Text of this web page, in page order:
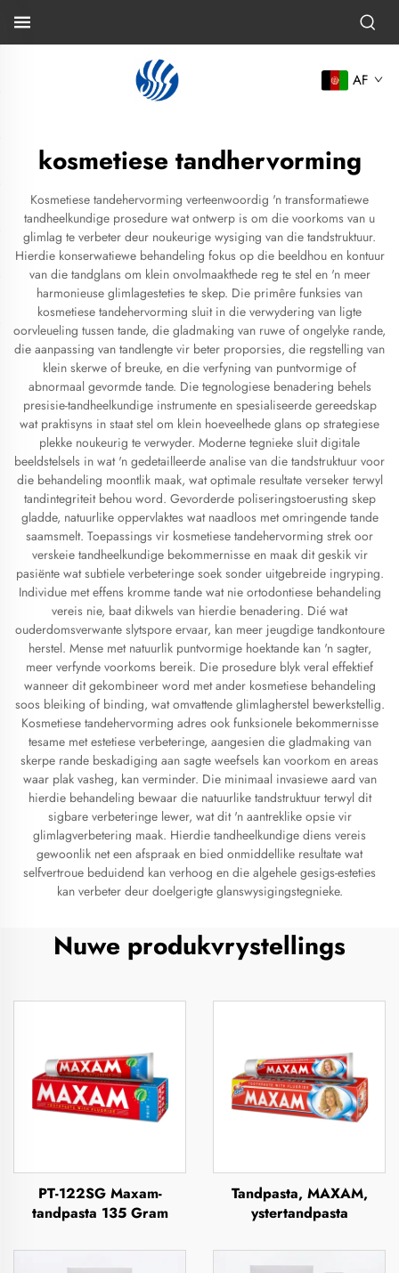
AF
kosmetiese tandhervorming
Kosmetiese tandehervorming verteenwoordig 'n transformatiewe
tandheelkundige prosedure wat ontwerp is om die voorkoms van u
glimlag te verbeter deur noukeurige wysiging van die tandstruktuur.
Hierdie konserwatiewe behandeling fokus op die beeldhou en kontuur
van die tandglans om klein onvolmaakthede reg te stel en 'n meer
harmonieuse glimlagesteties te skep. Die primêre funksies van
kosmetiese tandehervorming sluit in die verwydering van ligte
oorvleueling tussen tande, die gladmaking van ruwe of ongelyke rande,
die aanpassing van tandlengte vir beter proporsies, die regstelling van
klein skerwe of breuke, en die verfyning van puntvormige of
abnormaal gevormde tande. Die tegnologiese benadering behels
presisie-tandheelkundige instrumente en spesialiseerde gereedskap
wat praktisyns in staat stel om klein hoeveelhede glans op strategiese
plekke noukeurig te verwyder. Moderne tegnieke sluit digitale
beeldstelsels in wat 'n gedetailleerde analise van die tandstruktuur voor
die behandeling moontlik maak, wat optimale resultate verseker terwyl
tandintegriteit behou word. Gevorderde poliseringstoerusting skep
gladde, natuurlike oppervlaktes wat naadloos met omringende tande
saamsmelt. Toepassings vir kosmetiese tandehervorming strek oor
verskeie tandheelkundige bekommernisse en maak dit geskik vir
pasiënte wat subtiele verbeteringe soek sonder uitgebreide ingryping.
Individue met effens kromme tande wat nie ortodontiese behandeling
vereis nie, baat dikwels van hierdie benadering. Dié wat
ouderdomsverwante slytspore ervaar, kan meer jeugdige tandkontoure
herstel. Mense met natuurlik puntvormige hoektande kan 'n sagter,
meer verfynde voorkoms bereik. Die prosedure blyk veral effektief
wanneer dit gekombineer word met ander kosmetiese behandeling
soos bleiking of binding, wat omvattende glimlagherstel bewerkstellig.
Kosmetiese tandehervorming adres ook funksionele bekommernisse
tesame met estetiese verbeteringe, aangesien die gladmaking van
skerpe rande beskadiging aan sagte weefsels kan voorkom en areas
waar plak vasheg, kan verminder. Die minimaal invasiewe aard van
hierdie behandeling bewaar die natuurlike tandstruktuur terwyl dit
sigbare verbeteringe lewer, wat dit 'n aantreklike opsie vir
glimlagverbetering maak. Hierdie tandheelkundige diens vereis
gewoonlik net een afspraak en bied onmiddellike resultate wat
selfvertroue beduidend kan verhoog en die algehele gesigs-esteties
kan verbeter deur doelgerigte glanswysigingstegnieke.
Nuwe produkvrystellings
PT-122SG Maxam-
tandpasta 135 Gram
Tandpasta, MAXAM,
ystertandpasta